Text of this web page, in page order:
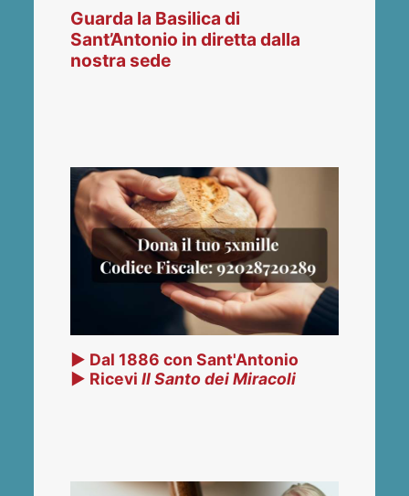
Guarda la Basilica di
Sant’Antonio in diretta dalla
nostra sede
▶ Dal 1886 con Sant'Antonio
▶ RiceviIl Santo dei Miracoli